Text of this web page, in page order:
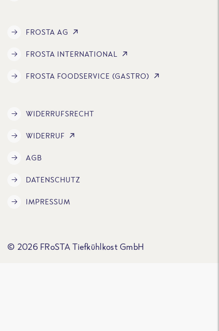
FROSTA AG
FROSTA INTERNATIONAL
FROSTA FOODSERVICE (GASTRO)
WIDERRUFSRECHT
WIDERRUF
AGB
DATENSCHUTZ
IMPRESSUM
© 2026 FRoSTA Tiefkühlkost GmbH